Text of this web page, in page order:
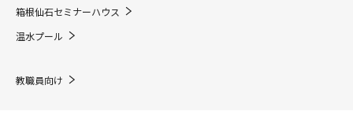
箱根仙石セミナーハウス
温水プール
教職員向け